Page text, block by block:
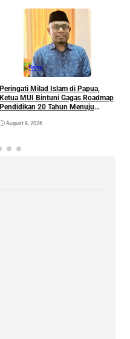
Religi
Peringati Milad Islam di Papua,
Ketua MUI Bintuni Gagas Roadmap
Pendidikan 20 Tahun Menuju
August 8, 2026